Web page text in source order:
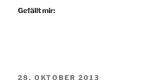
Ur-
Gefällt mir:
VERÖFFENTLICHT
28. OKTOBER 2013